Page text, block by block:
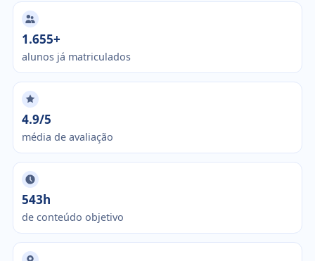
1.655+
alunos já matriculados
4.9/5
média de avaliação
543h
de conteúdo objetivo